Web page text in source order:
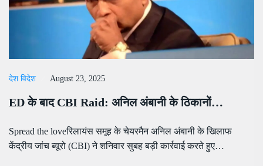
देश विदेश August 23, 2025
ED के बाद CBI Raid: अनिल अंबानी के ठिकानों…
Spread the loveरिलायंस समूह के चेयरमैन अनिल अंबानी के खिलाफ
केंद्रीय जांच ब्यूरो (CBI) ने शनिवार सुबह बड़ी कार्रवाई करते हुए…